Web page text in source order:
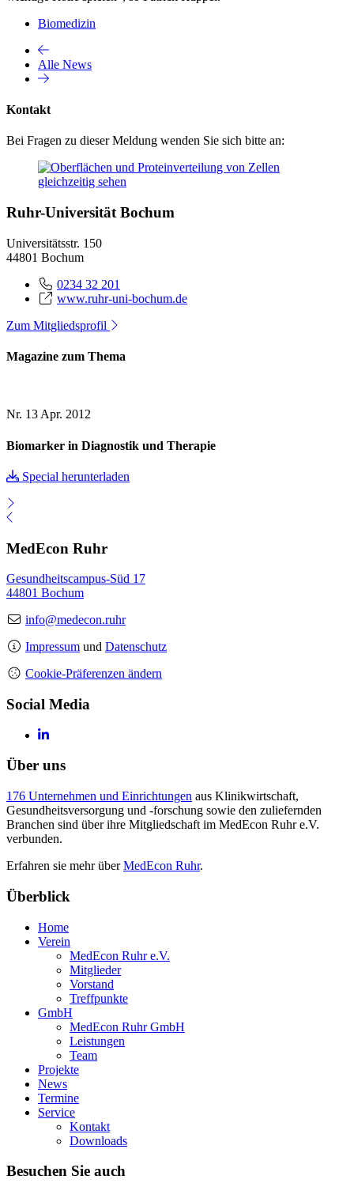
Biomedizin
Alle News
Kontakt
Bei Fragen zu dieser Meldung wenden Sie sich bitte an:
Ruhr-Universität Bochum
Universitätsstr. 150
44801 Bochum
0234 32 201
www.ruhr-uni-bochum.de
Zum Mitgliedsprofil
Magazine zum Thema
Nr. 13 Apr. 2012
Biomarker in Diagnostik und Therapie
Special herunterladen
MedEcon Ruhr
Gesundheitscampus-Süd 17
44801 Bochum
info@medecon.ruhr
Impressum und Datenschutz
Cookie-Präferenzen ändern
Social Media
Über uns
176 Unternehmen und Einrichtungen aus Klinikwirtschaft,
Gesundheitsversorgung und -forschung sowie den zuliefernden
Branchen sind über ihre Mitgliedschaft im MedEcon Ruhr e.V.
verbunden.
Erfahren sie mehr überMedEcon Ruhr.
Überblick
Home
Verein
MedEcon Ruhr e.V.
Mitglieder
Vorstand
Treffpunkte
GmbH
MedEcon Ruhr GmbH
Leistungen
Team
Projekte
News
Termine
Service
Kontakt
Downloads
Besuchen Sie auch